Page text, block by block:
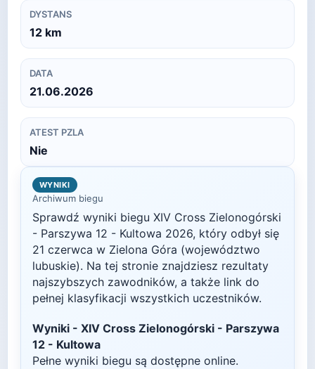
DYSTANS
12 km
DATA
21.06.2026
ATEST PZLA
Nie
WYNIKI
Archiwum biegu
Sprawdź wyniki biegu XIV Cross Zielonogórski
- Parszywa 12 - Kultowa 2026, który odbył się
21 czerwca w Zielona Góra (województwo
lubuskie). Na tej stronie znajdziesz rezultaty
najszybszych zawodników, a także link do
pełnej klasyfikacji wszystkich uczestników.
Wyniki - XIV Cross Zielonogórski - Parszywa
12 - Kultowa
Pełne wyniki biegu są dostępne online.